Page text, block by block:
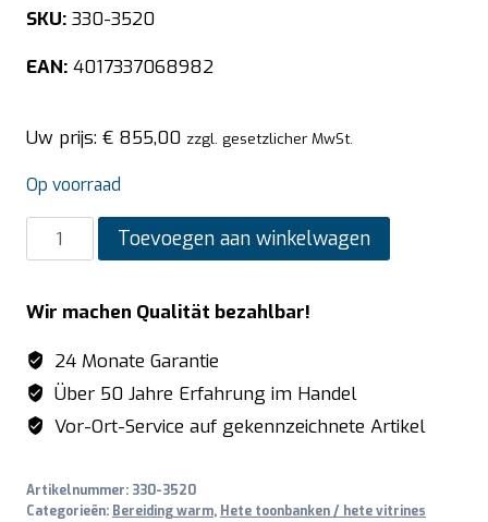
SKU: 330-3520
EAN: 4017337068982
Uw prijs: € 855,00 zzgl. gesetzlicher MwSt.
Op voorraad
SARO
Opzetvitrine
model
SELF
165W
aantal
Toevoegen aan winkelwagen
Wir machen Qualität bezahlbar!
24 Monate Garantie
Über 50 Jahre Erfahrung im Handel
Vor-Ort-Service auf gekennzeichnete Artikel
Artikelnummer: 330-3520
Categorieën: Bereiding warm, Hete toonbanken / hete vitrines